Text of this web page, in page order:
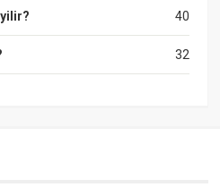
40
32